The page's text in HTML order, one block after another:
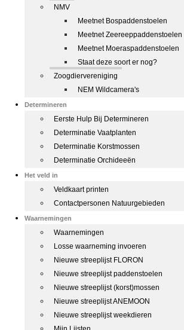
NMV
Meetnet Bospaddenstoelen
Meetnet Zeereeppaddenstoelen
Meetnet Moeraspaddenstoelen
Staat deze soort er nog?
Zoogdiervereniging
NEM Wildcamera's
Determineren
Eerste Hulp Bij Determineren
Determinatie Vaatplanten
Determinatie Korstmossen
Determinatie Orchideeën
Het veld in
Veldkaart printen
Contactpersonen Natuurgebieden
Waarnemingen
Waarnemingen
Losse waarneming invoeren
Nieuwe streeplijst FLORON
Nieuwe streeplijst paddenstoelen
Nieuwe streeplijst (korst)mossen
Nieuwe streeplijst ANEMOON
Nieuwe streeplijst weekdieren